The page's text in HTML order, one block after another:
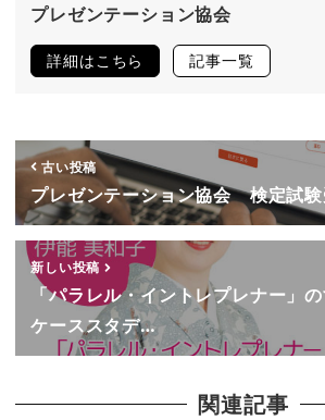
プレゼンテーション協会
詳細はこちら 記事一覧
古い投稿
プレゼンテーション協会 検定試験
新しい投稿
「パラレル・イントレプレナー
ケーススタデ…
関連記事